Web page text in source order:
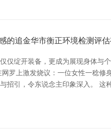
的追金华市衡正环境检测评
仅绽开装备，更成为展现身体与
罗上激发烧议：一位女性一稔
招引，令东说念主印象深入。